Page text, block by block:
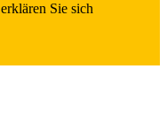
erklä­ren Sie sich